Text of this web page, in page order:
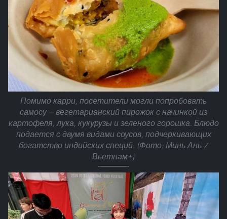
Помимо карри, посетители могли попробовать
самосу — вегетарианский пирожок с начинкой из
картофеля, лука, кукурузы и зеленого горошка. Блюдо
подается с двумя видами соусов, подчеркивающих
богатство индийских специй. (Фото: Минь Ань /
Вьетнам+)